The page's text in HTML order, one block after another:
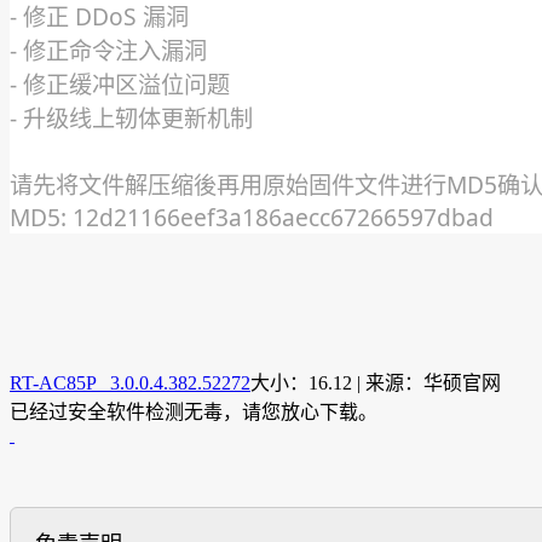
- 修正 DDoS 漏洞
- 修正命令注入漏洞
- 修正缓冲区溢位问题
- 升级线上轫体更新机制
请先将文件解压缩後再用原始固件文件进行MD5确认
MD5: 12d21166eef3a186aecc67266597dbad
RT-AC85P 3.0.0.4.382.52272大小：16.12 | 来源：华硕官网
已经过安全软件检测无毒，请您放心下载。